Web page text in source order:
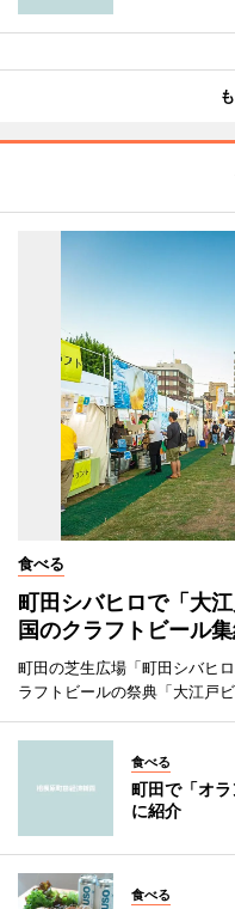
食べる
町田シバヒロで「大
国のクラフトビール
町田の芝生広場「町田シバヒ
ラフトビールの祭典「大江戸
食べる
町田で「オ
に紹介
食べる